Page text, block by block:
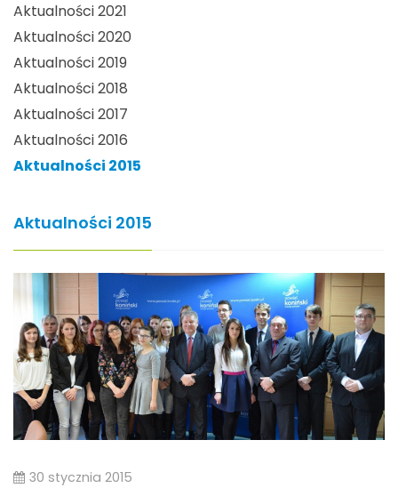
Aktualności 2021
Aktualności 2020
Aktualności 2019
Aktualności 2018
Aktualności 2017
Aktualności 2016
Aktualności 2015
Aktualności 2015
30 stycznia 2015